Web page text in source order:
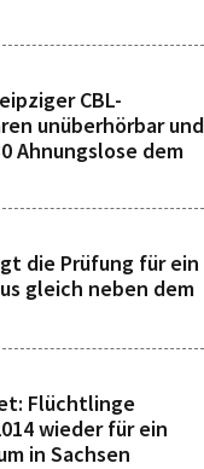
CBL-
unüberhörbar und
Ahnungslose dem
die Prüfung für ein
gleich neben dem
Flüchtlinge
wieder für ein
in Sachsen